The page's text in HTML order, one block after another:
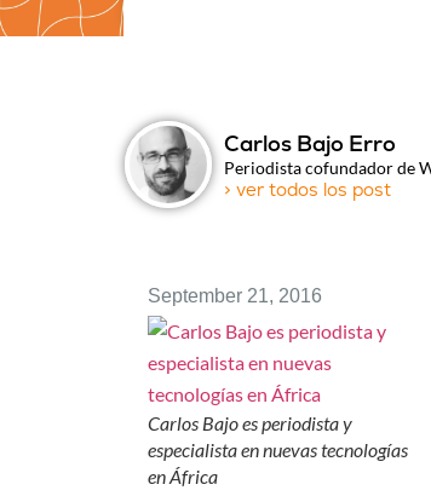
Carlos Bajo Erro
Periodista cofundador de
> ver todos los post
September 21, 2016
Carlos Bajo es periodista y
especialista en nuevas tecnologías
en África